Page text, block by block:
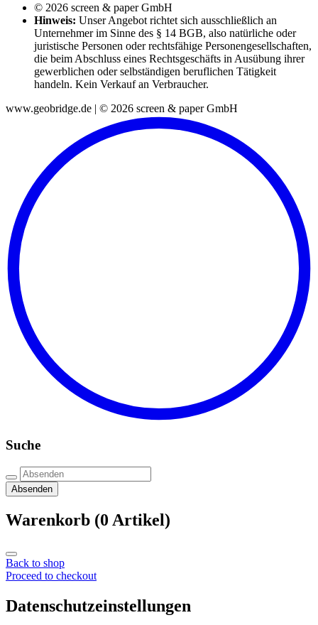
© 2026 screen & paper GmbH
Hinweis: Unser Angebot richtet sich ausschließlich an
Unternehmer im Sinne des § 14 BGB, also natürliche oder
juristische Personen oder rechtsfähige Personengesellschaften,
die beim Abschluss eines Rechtsgeschäfts in Ausübung ihrer
gewerblichen oder selbständigen beruflichen Tätigkeit
handeln. Kein Verkauf an Verbraucher.
www.geobridge.de | © 2026 screen & paper GmbH
Suche
Absenden
Warenkorb (0 Artikel)
Back to shop
Proceed to checkout
Datenschutzeinstellungen